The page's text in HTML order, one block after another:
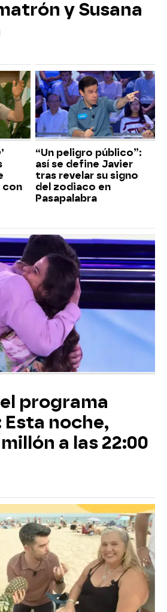
y Susana
con
“Un peligro público”:
así se define Javier
tras revelar su signo
del zodiaco en
Pasapalabra
programa
noche,
a las 22:00